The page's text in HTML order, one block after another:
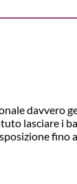
davvero
lasciare i
fino